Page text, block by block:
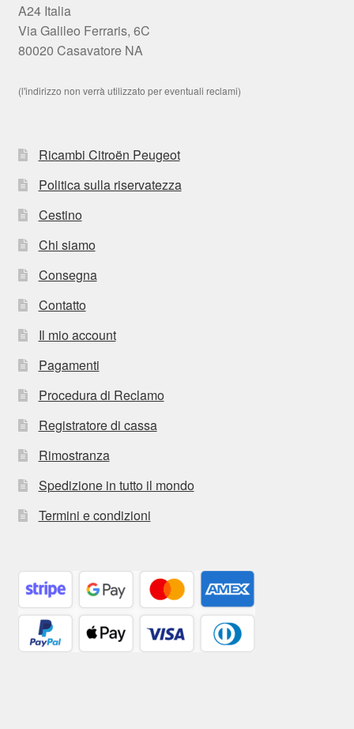
A24 Italia
Via Galileo Ferraris, 6C
80020 Casavatore NA
(l'indirizzo non verrà utilizzato per eventuali reclami)
Ricambi Citroën Peugeot
Politica sulla riservatezza
Cestino
Chi siamo
Consegna
Contatto
Il mio account
Pagamenti
Procedura di Reclamo
Registratore di cassa
Rimostranza
Spedizione in tutto il mondo
Termini e condizioni